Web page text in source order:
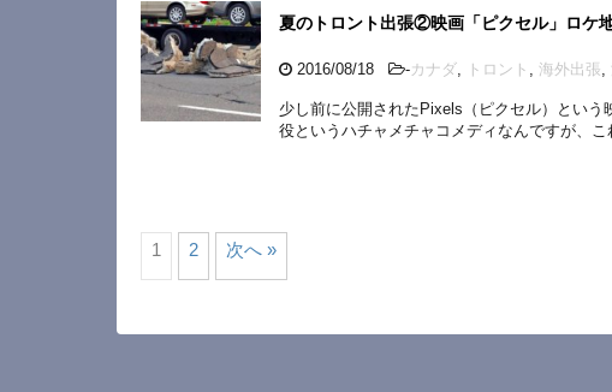
夏のトロント出張②映画「ピクセル」ロケ
2016/08/18 -カナダ トロント 海外出張
少し前に公開されたPixels（ピクセル）とい
役というハチャメチャコメディなんですが、
1 2 次へ »